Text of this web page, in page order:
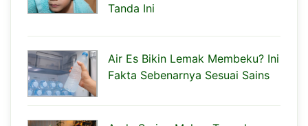
Tanda Ini
Air Es Bikin Lemak Membeku? Ini
Fakta Sebenarnya Sesuai Sains